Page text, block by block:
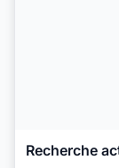
Recherche